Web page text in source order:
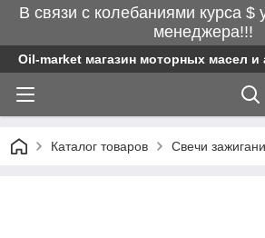
В связи с колебаниями курса $
менеджера!!!
Oil-market магазин моторных масел и
Каталог товаров Свечи